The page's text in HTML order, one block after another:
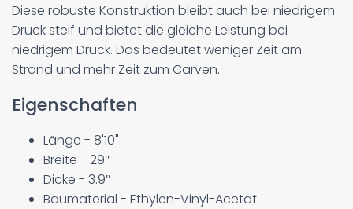
Diese robuste Konstruktion bleibt auch bei niedrigem
Druck steif und bietet die gleiche Leistung bei
niedrigem Druck. Das bedeutet weniger Zeit am
Strand und mehr Zeit zum Carven.
Eigenschaften
Länge - 8'10"
Breite - 29″
Dicke - 3.9″
Baumaterial - Ethylen-Vinyl-Acetat